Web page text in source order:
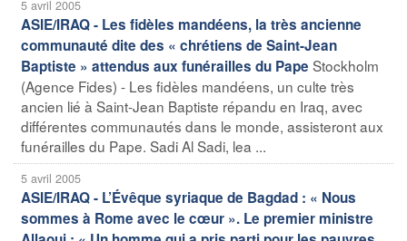
5 avril 2005
ASIE/IRAQ - Les fidèles mandéens, la très ancienne
communauté dite des « chrétiens de Saint-Jean
Baptiste » attendus aux funérailles du Pape Stockholm
(Agence Fides) - Les fidèles mandéens, un culte très
ancien lié à Saint-Jean Baptiste répandu en Iraq, avec
différentes communautés dans le monde, assisteront aux
funérailles du Pape. Sadi Al Sadi, lea ...
5 avril 2005
ASIE/IRAQ - L’Évêque syriaque de Bagdad : « Nous
sommes à Rome avec le cœur ». Le premier ministre